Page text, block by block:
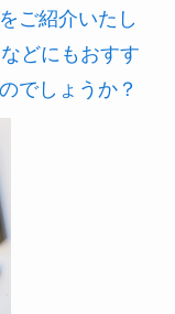
ご紹介いたし
どにもおすす
でしょうか？